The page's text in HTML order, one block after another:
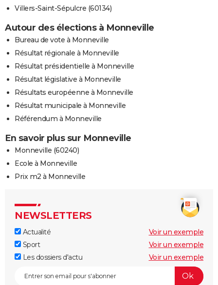
Villers-Saint-Sépulcre (60134)
Autour des élections à Monneville
Bureau de vote à Monneville
Résultat régionale à Monneville
Résultat présidentielle à Monneville
Résultat législative à Monneville
Résultats européenne à Monneville
Résultat municipale à Monneville
Référendum à Monneville
En savoir plus sur Monneville
Monneville (60240)
Ecole à Monneville
Prix m2 à Monneville
NEWSLETTERS
Actualité
Voir un exemple
Sport
Voir un exemple
Les dossiers d'actu
Voir un exemple